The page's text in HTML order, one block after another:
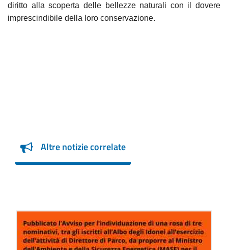
diritto alla scoperta delle bellezze naturali con il dovere
imprescindibile della loro conservazione.
Altre notizie correlate